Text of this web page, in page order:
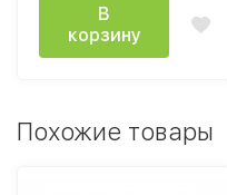
В
корзину
Похожие товары